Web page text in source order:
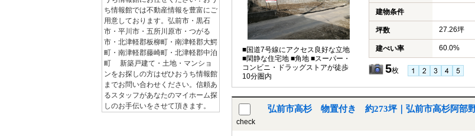
■国道7号線にアクセス良好な立地
■閑静な住宅地 ■角地 ■スーパー・
コンビニ・ドラッグストアが徒歩
10分圏内
建物条件
坪数 27.26坪
建ぺい率 60.0%
5枚
check
弘前市高杉 物置付き 約273坪｜弘前市高杉阿部
ち情報館では不動産情報を豊富にご
用意しております。弘前市・黒石
市・平川市・五所川原市・つがる
市・北津軽郡板柳町・南津軽郡大鰐
町・南津軽郡藤崎町・北津軽郡中泊
町 新築戸建て・土地・マンショ
ンをお探しの方はぜひおうち情報館
までお問い合わせください。信頼あ
るスタッフがあなたのマイホーム探
しのお手伝いをさせて頂きます。